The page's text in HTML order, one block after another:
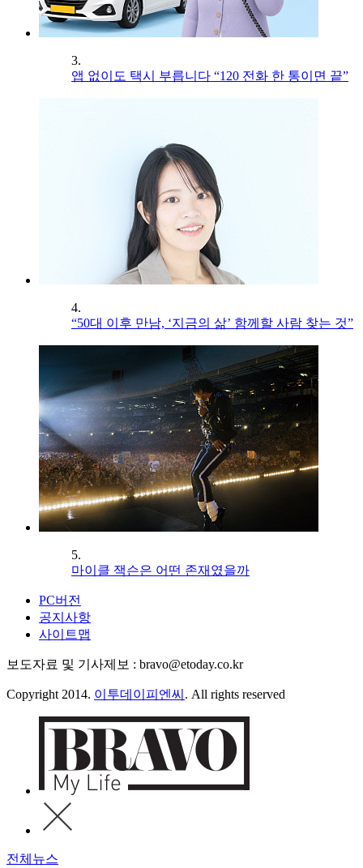
3.
앱 없이도 택시 부릅니다 “120 전화 한 통이면 끝”
4.
“50대 이후 만남, ‘지금의 삶’ 함께할 사람 찾는 것”
5.
마이클 잭슨은 어떤 존재였을까
PC버전
공지사항
사이트맵
보도자료 및 기사제보 : bravo@etoday.co.kr
Copyright 2014. 이투데이피엔씨 . All rights reserved
전체뉴스